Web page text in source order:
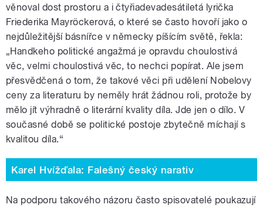
věnoval dost prostoru a i čtyřiadevadesátiletá lyrička
Friederika Mayröckerová, o které se často hovoří jako o
nejdůležitější básnířce v německy píšícím světě, řekla:
„Handkeho politické angažmá je opravdu choulostivá
věc, velmi choulostivá věc, to nechci popírat. Ale jsem
přesvědčená o tom, že takové věci při udělení Nobelovy
ceny za literaturu by neměly hrát žádnou roli, protože by
mělo jít výhradně o literární kvality díla. Jde jen o dílo. V
současné době se politické postoje zbytečně míchají s
kvalitou díla.“
Karel Hvížďala: Falešný český narativ
Na podporu takového názoru často spisovatelé poukazují